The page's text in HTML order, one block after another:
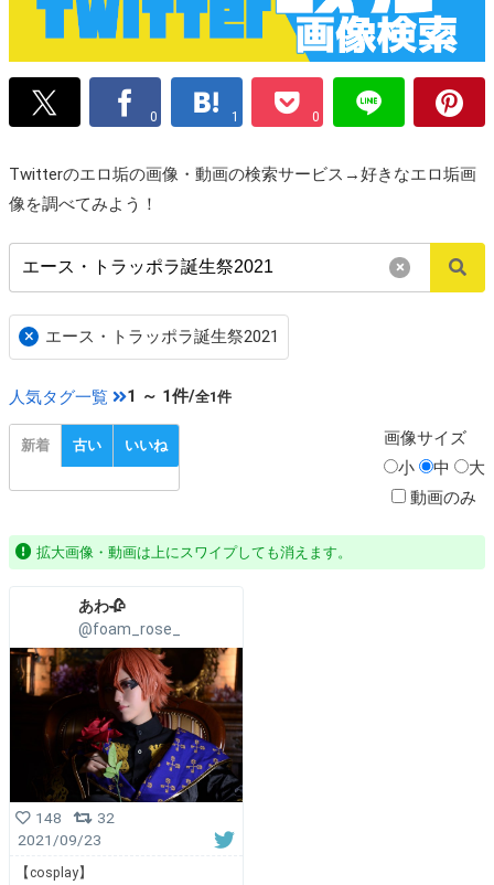
0 1 0
Twitterのエロ垢の画像・動画の検索サービス→好きなエロ垢画
像を調べてみよう！
×
× エース・トラッポラ誕生祭2021
人気タグ一覧 1 ～ 1件/全1件
新着 古い いいね 画像サイズ
小
中
大
動画のみ
拡大画像・動画は上にスワイプしても消えます。
あわ🥀
@foam_rose_
148
32
2021/09/23
【cosplay】